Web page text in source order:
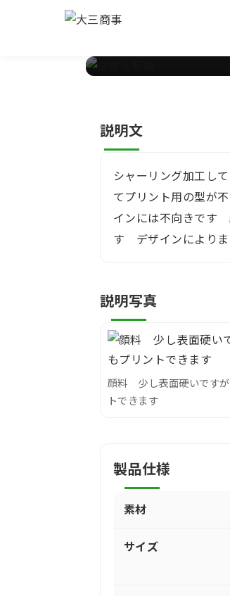
【インクジ
説明文
シャーリング加工し
てプリント用の型が
インには不向きです
す デザインによりま
説明写真
顔料 少し表面硬いです
トできます
製品仕様
素材
サイズ